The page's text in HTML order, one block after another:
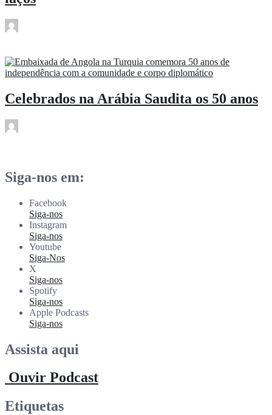
Celebrados na Arábia Saudita os 50 anos
Siga-nos em:
Facebook
Siga-nos
Instagram
Siga-nos
Youtube
Siga-Nos
X
Siga-nos
Spotify
Siga-nos
Apple Podcasts
Siga-nos
Assista aqui
Ouvir Podcast
Etiquetas